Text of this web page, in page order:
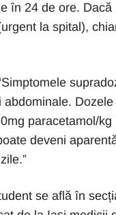
în 24 de ore.
la spital),
paracetamol/
deveni
se află în